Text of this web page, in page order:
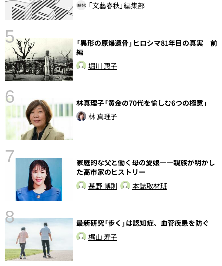
「文藝春秋」編集部
5
「異形の原爆遺骨」ヒロシマ81年目の真実 前
編
堀川 惠子
6
林真理子「黄金の70代を愉しむ6つの極意」
林 真理子
7
家庭的な父と働く母の愛娘――親族が明かし
た高市家のヒストリー
甚野 博則
本誌取材班
8
最新研究「歩く」は認知症、血管疾患を防ぐ
梶山 寿子